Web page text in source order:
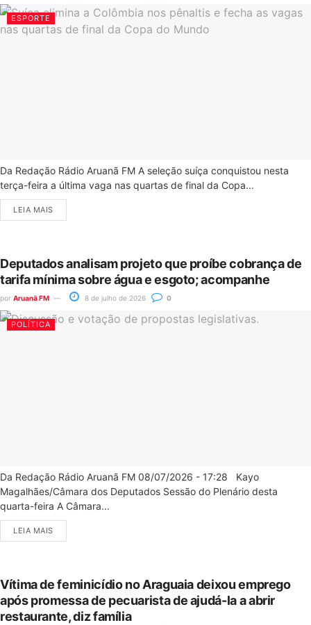
ESPORTE
Da Redação Rádio Aruanã FM A seleção suíça conquistou nesta
terça-feira a última vaga nas quartas de final da Copa...
LEIA MAIS
Deputados analisam projeto que proíbe cobrança de
tarifa mínima sobre água e esgoto; acompanhe
por Aruanã FM 8 de julho de 2026 0
POLÍTICA
Da Redação Rádio Aruanã FM 08/07/2026 - 17:28 Kayo
Magalhães/Câmara dos Deputados Sessão do Plenário desta
quarta-feira A Câmara...
LEIA MAIS
Vítima de feminicídio no Araguaia deixou emprego
após promessa de pecuarista de ajudá-la a abrir
restaurante, diz família